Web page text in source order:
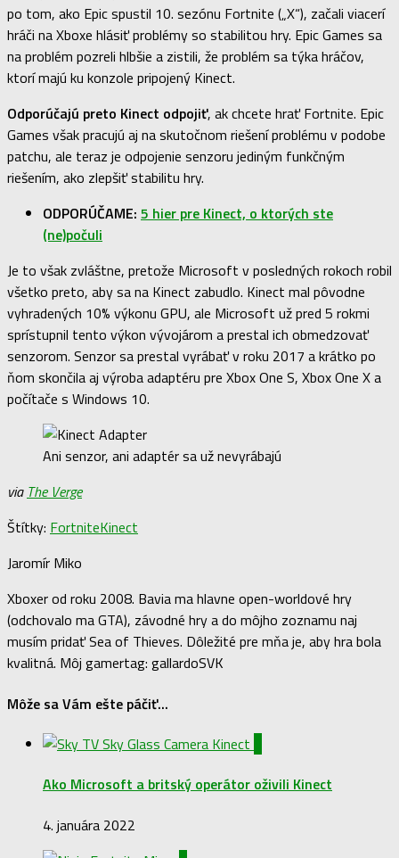
po tom, ako Epic spustil 10. sezónu Fortnite („X“), začali viacerí
hráči na Xboxe hlásiť problémy so stabilitou hry. Epic Games sa
na problém pozreli hlbšie a zistili, že problém sa týka hráčov,
ktorí majú ku konzole pripojený Kinect.
Odporúčajú preto Kinect odpojiť, ak chcete hrať Fortnite. Epic
Games však pracujú aj na skutočnom riešení problému v podobe
patchu, ale teraz je odpojenie senzoru jediným funkčným
riešením, ako zlepšiť stabilitu hry.
ODPORÚČAME: 5 hier pre Kinect, o ktorých ste
(ne)počuli
Je to však zvláštne, pretože Microsoft v posledných rokoch robil
všetko preto, aby sa na Kinect zabudlo. Kinect mal pôvodne
vyhradených 10% výkonu GPU, ale Microsoft už pred 5 rokmi
sprístupnil tento výkon vývojárom a prestal ich obmedzovať
senzorom. Senzor sa prestal vyrábať v roku 2017 a krátko po
ňom skončila aj výroba adaptéru pre Xbox One S, Xbox One X a
počítače s Windows 10.
Ani senzor, ani adaptér sa už nevyrábajú
via The Verge
Štítky: FortniteKinect
Jaromír Miko
Xboxer od roku 2008. Bavia ma hlavne open-worldové hry
(odchovalo ma GTA), závodné hry a do môjho zoznamu naj
musím pridať Sea of Thieves. Dôležité pre mňa je, aby hra bola
kvalitná. Môj gamertag: gallardoSVK
Môže sa Vám ešte páčiť...
Ako Microsoft a britský operátor oživili Kinect
4. januára 2022